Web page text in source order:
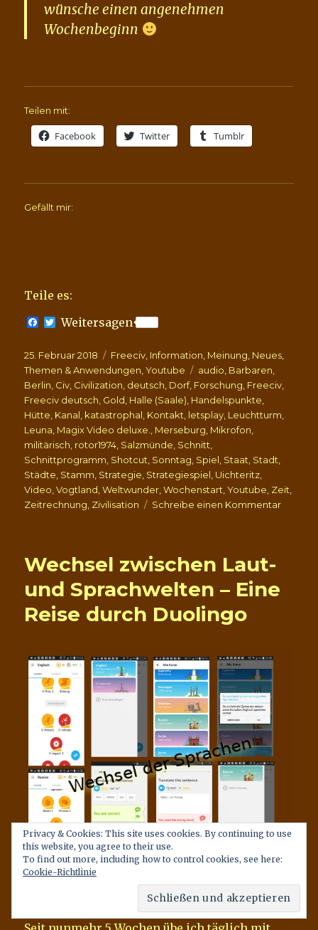
wünsche einen angenehmen
Wochenbeginn
Teilen mit:
Facebook Twitter Tumblr
Gefällt mir:
Teile es:
F
e
b
o
o
k
T
t
t
e
r
Weitersagen
Veröffentlicht
am
25. Februar 2018 Kategorien
Freeciv, Information, Meinung, Neues,
Themen & Anwendungen,Youtube Schlagwörter
audio, Barbaren,
Berlin, Civ, Civilization, deutsch, Dorf, Forschung, Freeciv,
Freeciv deutsch, Gold, Halle (Saale), Handelspunkte,
Hütte, Kanal, katastrophal, Kontakt, letsplay, Leuchtturm,
Leuna, Magix Video deluxe., Merseburg, Mikrofon,
militärisch, rotor1974, Salzmünde, Schnitt,
Schnittprogramm, Shotcut, Sonntag, Spiel, Staat, Stadt,
Städte, Stamm, Strategie, Strategiespiel, Uichteritz,
Video,Vogtland,Weltwunder,Wochenstart,Youtube, Zeit,
Zeitrechnung, Zivilisation Schreibe einen Kommentarzu
Wechsel zwischen Laut-
und Sprachwelten – Eine
Reise durch Duolingo
Privacy & Cookies: This site uses cookies. By continuing to use
this website, you agree to their use.
To find out more, including how to control cookies, see here:
Cookie-Richtlinie